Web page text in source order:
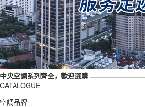
中央空調系列齊全，歡迎選購
CATALOGUE
空調品牌